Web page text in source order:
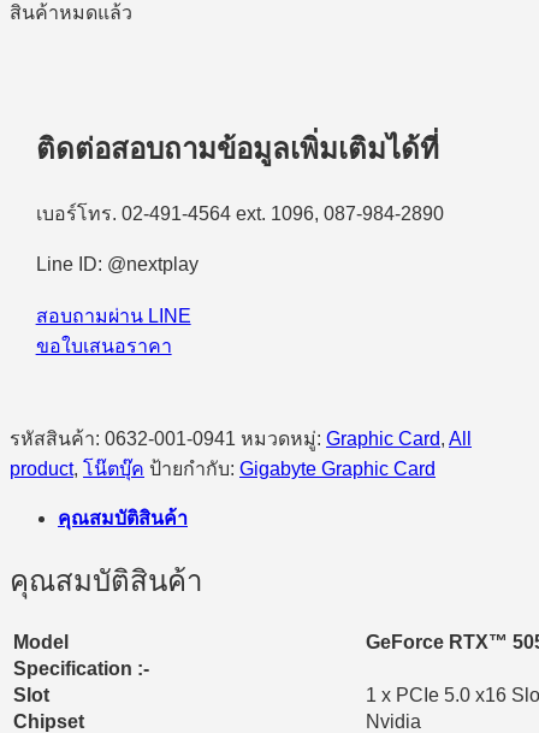
สินค้าหมดแล้ว
ติดต่อสอบถามข้อมูลเพิ่มเติมได้ที่
เบอร์โทร. 02-491-4564 ext. 1096, 087-984-2890
Line ID: @nextplay
สอบถามผ่าน LINE
ขอใบเสนอราคา
รหัสสินค้า: 0632-001-0941 หมวดหมู่: Graphic Card, All
product, โน๊ตบุ๊ค ป้ายกำกับ: Gigabyte Graphic Card
คุณสมบัติสินค้า
คุณสมบัติสินค้า
Model
GeForce RTX™
Specification :-
Slot
1 x PCIe 5.0 x16
Chipset
Nvidia